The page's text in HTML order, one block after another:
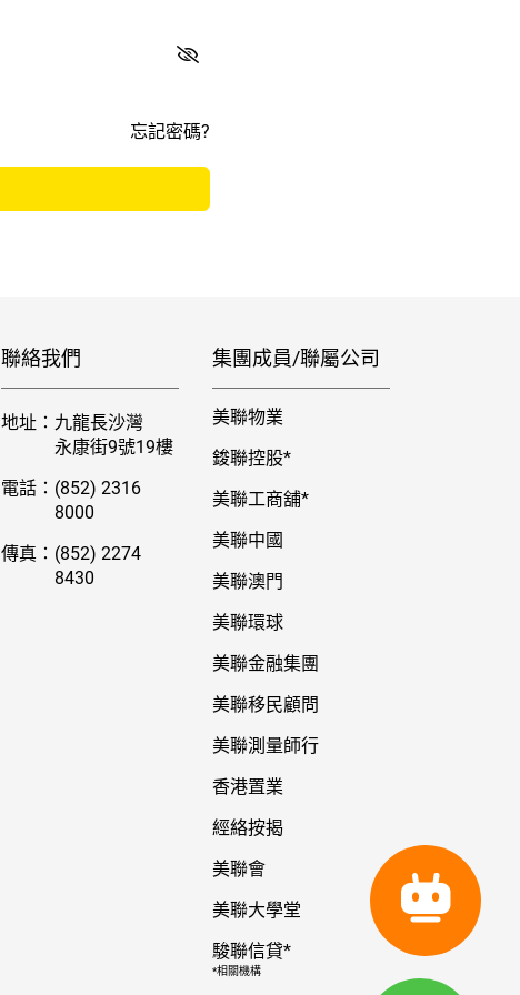
忘記密碼?
聯絡我們
地址： 九龍長沙灣
永康街9號19樓
電話： (852) 2316
8000
傳真： (852) 2274
8430
集團成員/聯屬公司
美聯物業
鋑聯控股*
美聯工商舖*
美聯中國
美聯澳門
美聯環球
美聯金融集團
美聯移民顧問
美聯測量師行
香港置業
經絡按揭
美聯會
美聯大學堂
駿聯信貸*
*相關機構